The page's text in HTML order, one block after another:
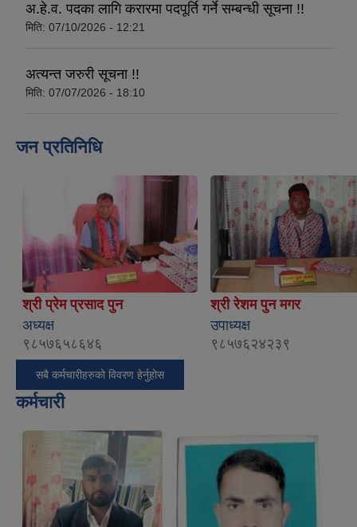
अ.हे.व. पदका लागि करारमा पदपूर्ति गर्ने सम्बन्धी सूचना !!
मिति: 07/10/2026 - 12:21
अत्यन्त जरुरी सूचना !!
मिति: 07/07/2026 - 18:10
जन प्रतिनिधि
श्री प्रेम प्रसाद पुन
अध्यक्ष
९८५७६५८६४६
श्री रेशम पुन मगर
उपाध्यक्ष
९८५७६२४२३९
सबै कर्मचारीहरुको विवरण हेर्नुहोस
कर्मचारी